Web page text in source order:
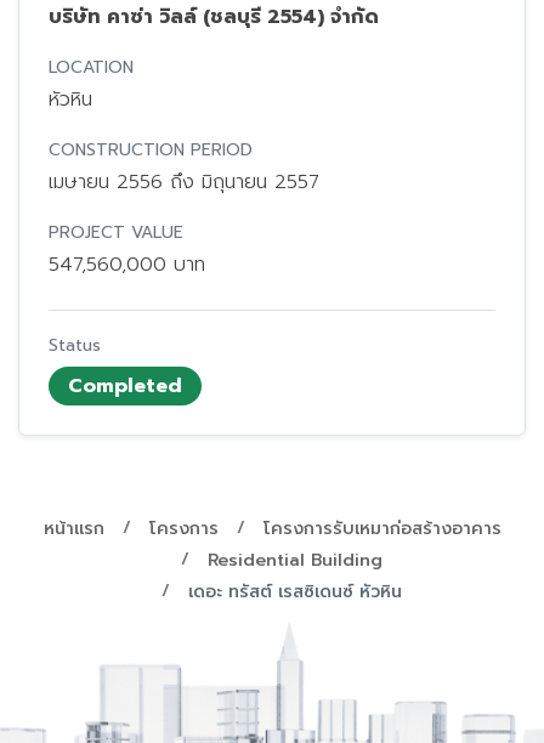
บริษัท คาซ่า วิลล์ (ชลบุรี 2554) จำกัด
LOCATION
หัวหิน
CONSTRUCTION PERIOD
เมษายน 2556 ถึง มิถุนายน 2557
PROJECT VALUE
547,560,000 บาท
Status
Completed
หน้าแรก โครงการ
โครงการรับเหมาก่อสร้างอาคาร
Residential Building
เดอะ ทรัสต์ เรสซิเดนซ์ หัวหิน